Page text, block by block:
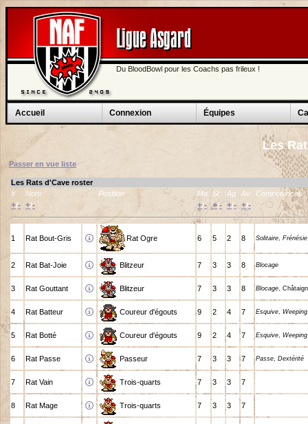
Ligue Asgard
Du BloodBowl pour les Coachs pas frileux !
Accueil Connexion Équipes
Les
Passer en vue liste
Les Rats d'Cave roster
#
Nom Position Ma St Ag Av Compétences
+/- +/- +/- +/- +/- +/-
1 Rat Bout-Gris Rat Ogre 6 5 2 8 Solitaire, Frénésie
2 Rat Bat-Joie Blitzeur 7 3 3 8 Blocage
3 Rat Gouttant Blitzeur 7 3 3 8 Blocage,
4 Rat Batteur Coureur d'égouts 9 2 4 7 Esquive,
5 Rat Botté Coureur d'égouts 9 2 4 7 Esquive,
6 Rat Passe Passeur 7 3 3 7 Passe, Dextérité
7 Rat Vain Trois-quarts 7 3 3 7
8 Rat Mage Trois-quarts 7 3 3 7